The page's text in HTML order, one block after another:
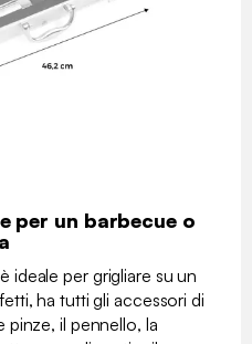
per un barbecue o
ideale per grigliare su un
ha tutti gli accessori di
pinze, il pennello, la